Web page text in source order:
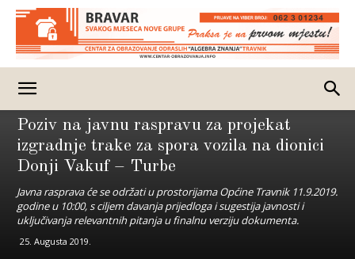
Poziv na javnu raspravu za projekat
izgradnje trake za spora vozila na dionici
Donji Vakuf – Turbe
Javna rasprava će se održati u prostorijama Općine Travnik 11.9.2019.
godine u 10:00, s ciljem davanja prijedloga i sugestija javnosti i
uključivanja relevantnih pitanja u finalnu verziju dokumenta.
25. Augusta 2019.